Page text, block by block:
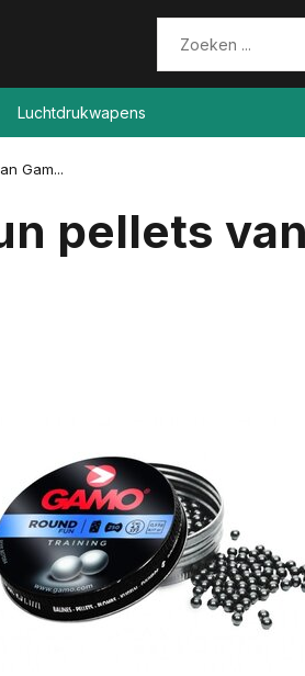
Luchtdrukwapens
Gam...
pellets